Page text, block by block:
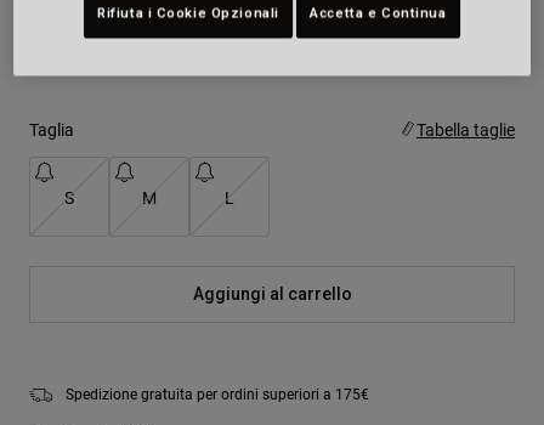
selezionato
Taglia Tabella taglie
S M L
Aggiungi al carrello
Spedizione gratuita per ordini superiori a 175€
Rifiuta i Cookie Opzionali Accetta e Continua